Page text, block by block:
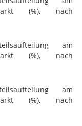
Markt (%), nach
am
Markt (%), nach
am
Markt (%), nach